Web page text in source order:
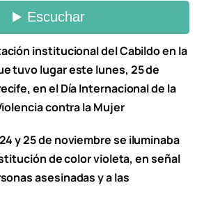
institucional del Cabildo en la
tuvo lugar este lunes, 25 de
en el Día Internacional de la
contra la Mujer
y 25 de noviembre se iluminaba
de color violeta, en señal
asesinadas y a las